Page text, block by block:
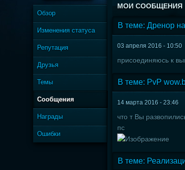
Обзор
Изменения статуса
Репутация
Друзья
Темы
Сообщения
Награды
Ошибки
МОИ СООБЩЕНИЯ
В теме: Дренор
03 апреля 2016 - 10:50
присоединяюсь к
В теме: PvP
14 марта 2016 - 23:46
что т Вы
пс
В теме: